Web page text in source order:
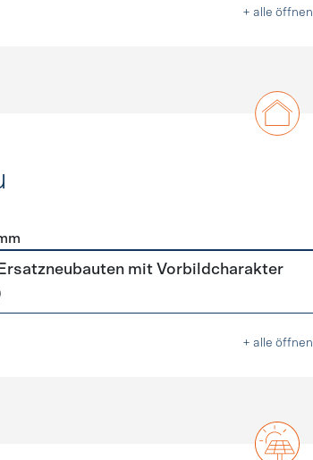
+ alle öffnen
Neubau
mit Vorbildcharakter
+ alle öffnen